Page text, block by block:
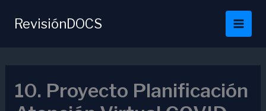
RevisiónDOCS
10. Proyecto Planificación